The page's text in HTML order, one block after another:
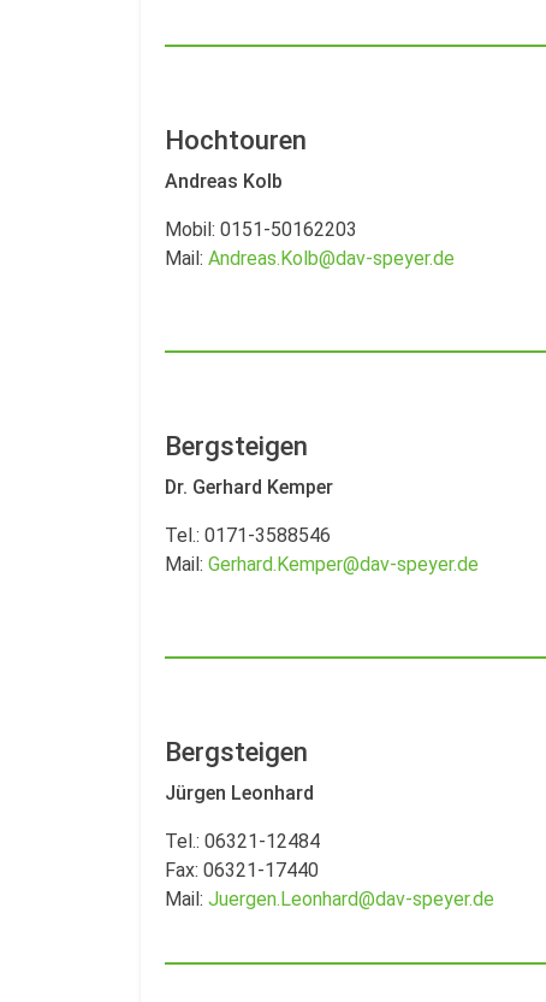
Hochtouren
Andreas Kolb
Mobil: 0151-50162203
Mail: Andreas.Kolb@dav-speyer.de
Bergsteigen
Dr. Gerhard Kemper
Tel.: 0171-3588546
Mail: Gerhard.Kemper@dav-speyer.de
Bergsteigen
Jürgen Leonhard
Tel.: 06321-12484
Fax: 06321-17440
Mail: Juergen.Leonhard@dav-speyer.de